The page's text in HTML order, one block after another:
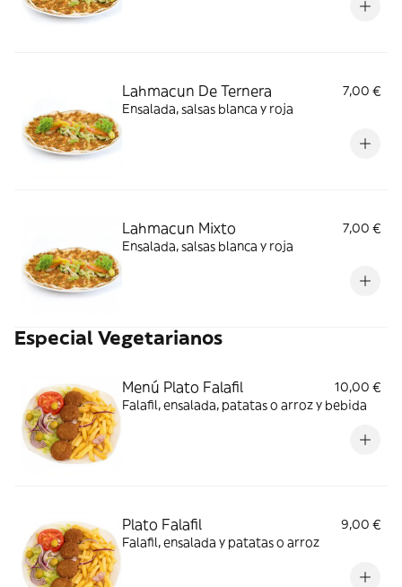
Lahmacun De Ternera
7,00 €
Ensalada, salsas blanca y roja
Lahmacun Mixto
7,00 €
Ensalada, salsas blanca y roja
Especial Vegetarianos
Menú Plato Falafil
10,00 €
Falafil, ensalada, patatas o arroz y bebida
Plato Falafil
9,00 €
Falafil, ensalada y patatas o arroz